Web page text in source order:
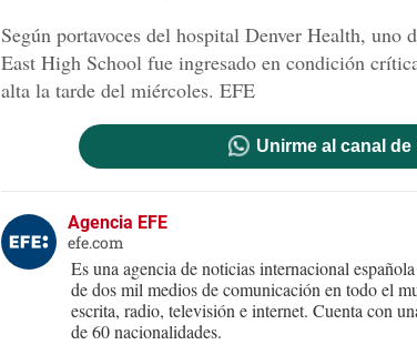
Según portavoces del hospital Denver Health, uno
East High School fue ingresado en condición
alta la tarde del miércoles. EFE
Unirme al canal
Agencia EFE
efe.com
Es una agencia de noticias internacional
de dos mil medios de comunicación en todo el
escrita, radio, televisión e internet. Cuenta con
de 60 nacionalidades.